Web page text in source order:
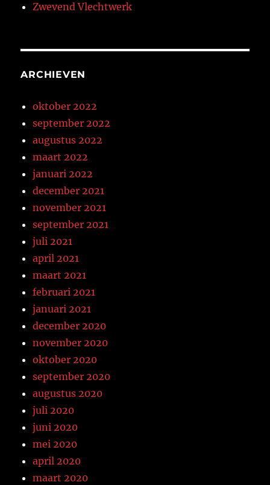
Zwevend Vlechtwerk
ARCHIEVEN
oktober 2022
september 2022
augustus 2022
maart 2022
januari 2022
december 2021
november 2021
september 2021
juli 2021
april 2021
maart 2021
februari 2021
januari 2021
december 2020
november 2020
oktober 2020
september 2020
augustus 2020
juli 2020
juni 2020
mei 2020
april 2020
maart 2020